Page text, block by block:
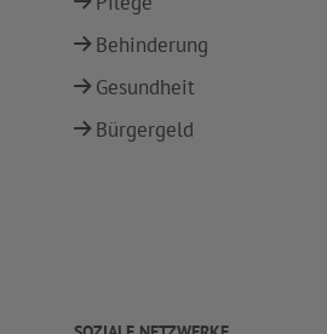
Behinderung
Gesundheit
Bürgergeld